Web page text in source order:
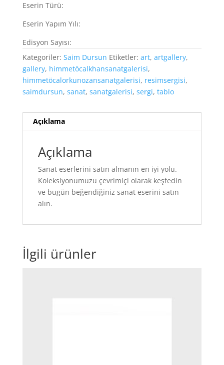
Eserin Türü:
Eserin Yapım Yılı:
Edisyon Sayısı:
Kategoriler: Saim Dursun Etiketler: art, artgallery,
gallery, himmetöcalkhansanatgalerisi,
himmetöcalorkunozansanatgalerisi, resimsergisi,
saimdursun, sanat, sanatgalerisi, sergi, tablo
Açıklama
Açıklama
Sanat eserlerini satın almanın en iyi yolu.
Koleksiyonumuzu çevrimiçi olarak keşfedin
ve bugün beğendiğiniz sanat eserini satın
alın.
İlgili ürünler